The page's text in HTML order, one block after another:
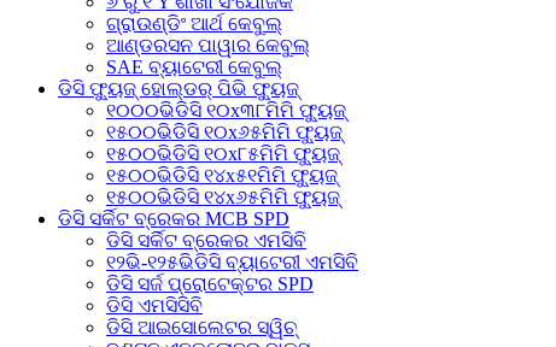
ଗ୍ରାଉଣ୍ଡିଂ ଆର୍ଥ କେବୁଲ୍
ଆଣ୍ଡରସନ ପାୱାର କେବୁଲ୍
SAE ବ୍ୟାଟେରୀ କେବୁଲ୍
ଡିସି ଫ୍ୟୁଜ୍ ହୋଲ୍ଡର୍ ପିଭି ଫ୍ୟୁଜ୍
୧୦୦୦ଭିଡିସି ୧୦x୩୮ମିମି ଫ୍ୟୁଜ୍
୧୫୦୦ଭିଡିସି ୧୦x୬୫ମିମି ଫ୍ୟୁଜ୍
୧୫୦୦ଭିଡିସି ୧୦x୮୫ମିମି ଫ୍ୟୁଜ୍
୧୫୦୦ଭିଡିସି ୧୪x୫୧ମିମି ଫ୍ୟୁଜ୍
୧୫୦୦ଭିଡିସି ୧୪x୬୫ମିମି ଫ୍ୟୁଜ୍
ଡିସି ସର୍କିଟ ବ୍ରେକର MCB SPD
ଡିସି ସର୍କିଟ ବ୍ରେକର ଏମସିବି
୧୨ଭି-୧୨୫ଭିଡିସି ବ୍ୟାଟେରୀ ଏମସିବି
ଡିସି ସର୍ଜ ପ୍ରୋଟେକ୍ଟର SPD
ଡିସି ଏମସିସିବି
ଡିସି ଆଇସୋଲେଟର ସ୍ୱିଚ୍